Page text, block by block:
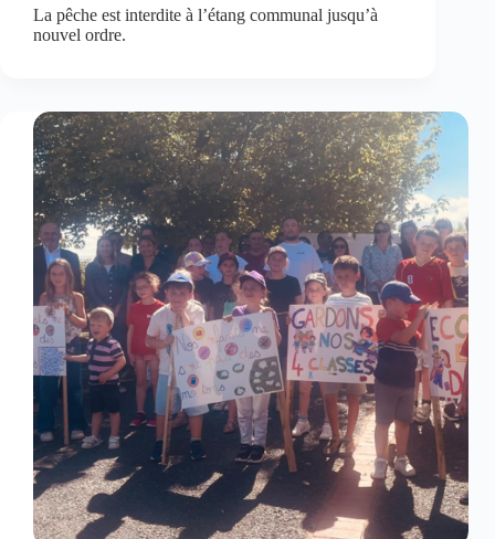
La pêche est interdite à l’étang communal jusqu’à
nouvel ordre.